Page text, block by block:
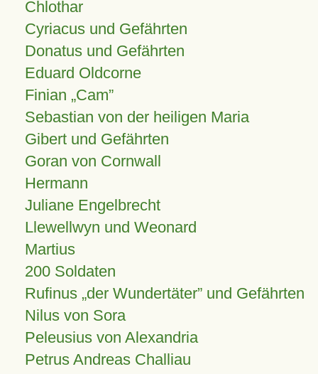
Chlothar
Cyriacus und Gefährten
Donatus und Gefährten
Eduard Oldcorne
Finian Cam
Sebastian von der heiligen Maria
Gibert und Gefährten
Goran von Cornwall
Hermann
Juliane Engelbrecht
Llewellwyn und Weonard
Martius
200 Soldaten
Rufinus „der Wundertäter” und Gefährten
Nilus von Sora
Peleusius von Alexandria
Petrus Andreas Challiau